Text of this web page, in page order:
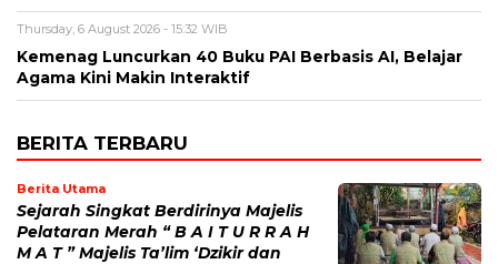
Thursday, 6 August 2026 - 15:32 WIB
Kemenag Luncurkan 40 Buku PAI Berbasis AI, Belajar
Agama Kini Makin Interaktif
BERITA TERBARU
Berita Utama
Sejarah Singkat Berdirinya Majelis
Pelataran Merah “ B A I T U R R A H
M A T ” Majelis Ta’lim ‘Dzikir dan